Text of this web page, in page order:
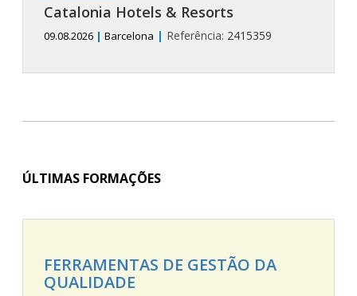
Catalonia Hotels & Resorts
09.08.2026 | Barcelona | Referência: 2415359
ÚLTIMAS FORMAÇÕES
FERRAMENTAS DE GESTÃO DA
QUALIDADE